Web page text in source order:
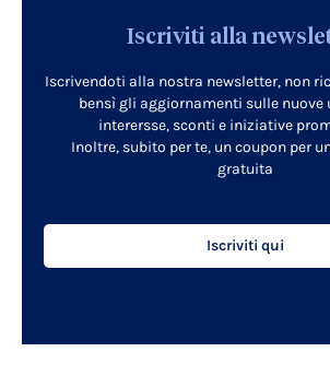
Iscriviti alla
Iscrivendoti alla nostra newsletter, non
bensì gli aggiornamenti sulle nuove
interersse, sconti e iniziative
Inoltre, subito per te, un coupon per
gratuita
Iscriviti qui